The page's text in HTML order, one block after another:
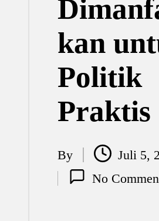
kan
Politik
Praktis
Posted
by
By
Juli 5,
No